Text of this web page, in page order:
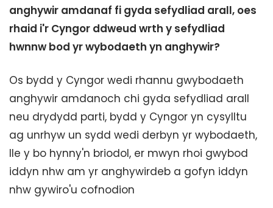
anghywir amdanaf fi gyda sefydliad arall, oes
rhaid i'r Cyngor ddweud wrth y sefydliad
hwnnw bod yr wybodaeth yn anghywir?
Os bydd y Cyngor wedi rhannu gwybodaeth
anghywir amdanoch chi gyda sefydliad arall
neu drydydd parti, bydd y Cyngor yn cysylltu
ag unrhyw un sydd wedi derbyn yr wybodaeth,
lle y bo hynny'n briodol, er mwyn rhoi gwybod
iddyn nhw am yr anghywirdeb a gofyn iddyn
nhw gywiro'u cofnodion